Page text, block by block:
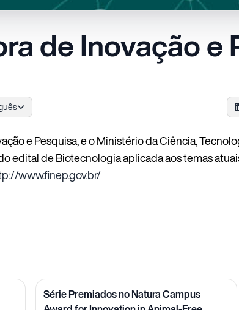
de Inovação e
e Pesquisa, e o Ministério da Ciência,
edital de Biotecnologia aplicada aos temas
www.finep.gov.br/
Série Premiados no Natura Campus